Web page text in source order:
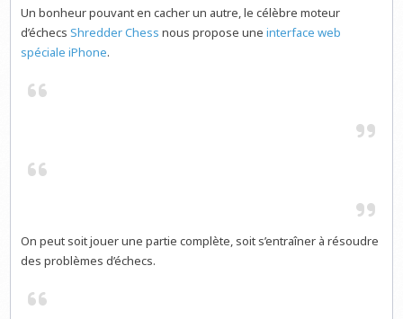
Un bonheur pouvant en cacher un autre, le célèbre moteur
d’échecsShredder Chess nous propose uneinterface web
spéciale iPhone.
On peut soit jouer une partie complète, soit s’entraîner à résoudre
des problèmes d’échecs.